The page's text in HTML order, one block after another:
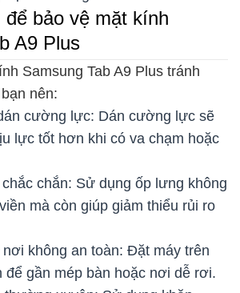
bảo vệ mặt kính
A9 Plus
Samsung Tab A9 Plus tránh
nên:
cường lực: Dán cường lực sẽ
lực tốt hơn khi có va chạm hoặc
chắn: Sử dụng ốp lưng không
mà còn giúp giảm thiểu rủi ro
không an toàn: Đặt máy trên
để gần mép bàn hoặc nơi dễ rơi.